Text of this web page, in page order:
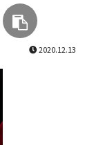
2020.12.13